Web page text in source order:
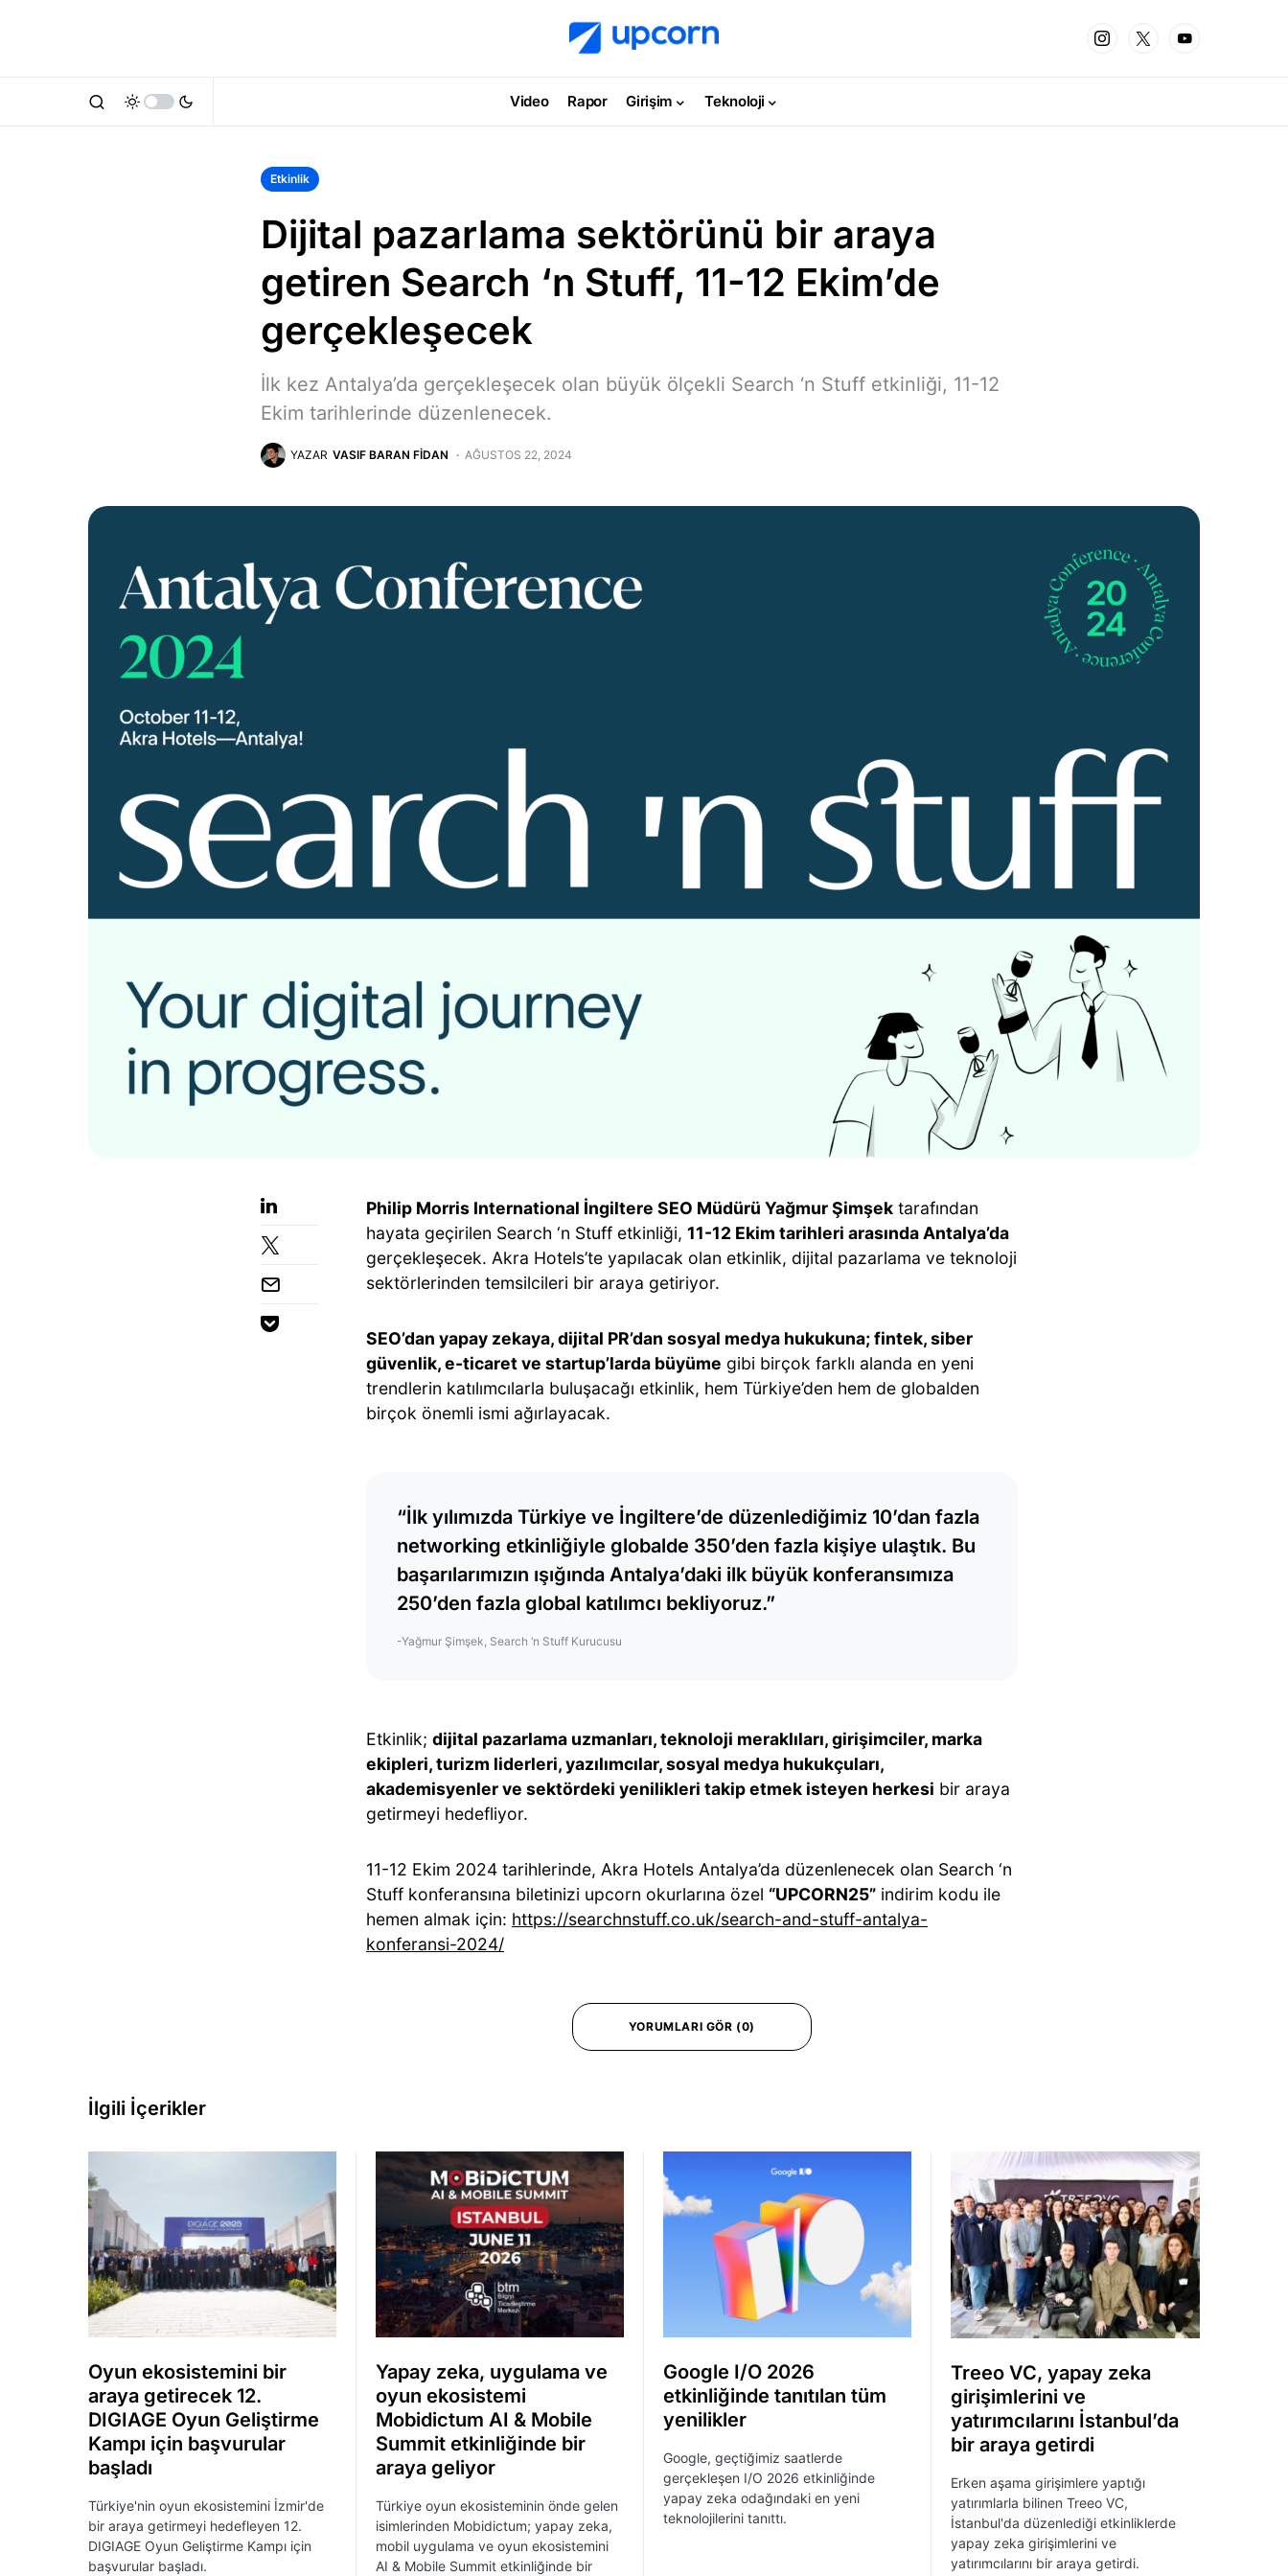
Video Rapor Girişim Teknoloji
Etkinlik
Dijital pazarlama sektörünü bir araya
getiren Search ‘n Stuff, 11-12 Ekim’de
gerçekleşecek
İlk kez Antalya’da gerçekleşecek olan büyük ölçekli Search ‘n Stuff etkinliği, 11-12
Ekim tarihlerinde düzenlenecek.
YAZAR VASIF BARAN FIDAN AĞUSTOS 22, 2024
Philip Morris International İngiltere SEO Müdürü Yağmur Şimşek tarafından
hayata geçirilen Search ‘n Stuff etkinliği, 11-12 Ekim tarihleri arasında Antalya’da
gerçekleşecek. Akra Hotels’te yapılacak olan etkinlik, dijital pazarlama ve teknoloji
sektörlerinden temsilcileri bir araya getiriyor.
SEO’dan yapay zekaya, dijital PR’dan sosyal medya hukukuna; fintek, siber
güvenlik, e-ticaret ve startup’larda büyüme gibi birçok farklı alanda en yeni
trendlerin katılımcılarla buluşacağı etkinlik, hem Türkiye’den hem de globalden
birçok önemli ismi ağırlayacak.
“İlk yılımızda Türkiye ve İngiltere’de düzenlediğimiz 10’dan fazla
networking etkinliğiyle globalde 350’den fazla kişiye ulaştık. Bu
başarılarımızın ışığında Antalya’daki ilk büyük konferansımıza
250’den fazla global katılımcı bekliyoruz.”
-Yağmur Şimşek, Search ‘n Stuff Kurucusu
Etkinlik; dijital pazarlama uzmanları, teknoloji meraklıları, girişimciler, marka
ekipleri, turizm liderleri, yazılımcılar, sosyal medya hukukçuları,
akademisyenler ve sektördeki yenilikleri takip etmek isteyen herkesi bir araya
getirmeyi hedefliyor.
11-12 Ekim 2024 tarihlerinde, Akra Hotels Antalya’da düzenlenecek olan Search ‘n
Stuff konferansına biletinizi upcorn okurlarına özel “UPCORN25” indirim kodu ile
hemen almak için: https://searchnstuff.co.uk/search-and-stuff-antalya-
konferansi-2024/
YORUMLARI GÖR (0)
İlgili İçerikler
Oyun ekosistemini bir
araya getirecek 12.
DIGIAGE Oyun Geliştirme
Kampı için başvurular
başladı
Türkiye'nin oyun ekosistemini İzmir'de
bir araya getirmeyi hedefleyen 12.
DIGIAGE Oyun Geliştirme Kampı için
başvurular başladı.
Yapay zeka, uygulama ve
oyun ekosistemi
Mobidictum AI & Mobile
Summit etkinliğinde bir
araya geliyor
Türkiye oyun ekosisteminin önde gelen
isimlerinden Mobidictum; yapay zeka,
mobil uygulama ve oyun ekosistemini
AI & Mobile Summit etkinliğinde bir
Google I/O 2026
etkinliğinde tanıtılan tüm
yenilikler
Google, geçtiğimiz saatlerde
gerçekleşen I/O 2026 etkinliğinde
yapay zeka odağındaki en yeni
teknolojilerini tanıttı.
Treeo VC, yapay zeka
girişimlerini ve
yatırımcılarını İstanbul’da
bir araya getirdi
Erken aşama girişimlere yaptığı
yatırımlarla bilinen Treeo VC,
İstanbul'da düzenlediği etkinliklerde
yapay zeka girişimlerini ve
yatırımcılarını bir araya getirdi.